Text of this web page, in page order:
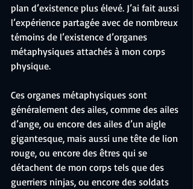
plan d’existence plus élevé. J’ai fait aussi
l’expérience partagée avec de nombreux
témoins de l’existence d’organes
métaphysiques attachés à mon corps
physique.
Ces organes métaphysiques sont
généralement des ailes, comme des ailes
d’ange, ou encore des ailes d’un aigle
gigantesque, mais aussi une tête de lion
rouge, ou encore des êtres qui se
détachent de mon corps tels que des
guerriers ninjas, ou encore des soldats